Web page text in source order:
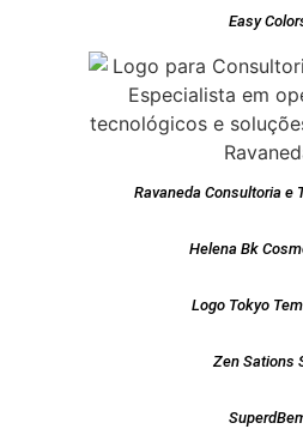
Easy
Ravaneda Consultoria e
Helena Bk
Logo Tokyo
Zen Sations